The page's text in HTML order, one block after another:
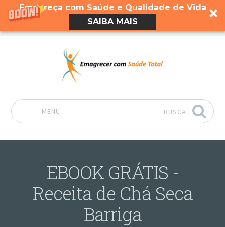
Emagreça com Saúde e Qualidade de Vida
SAIBA MAIS
MENU BUSCA
EBOOK GRÁTIS -
Receita de Chá Seca
Barriga